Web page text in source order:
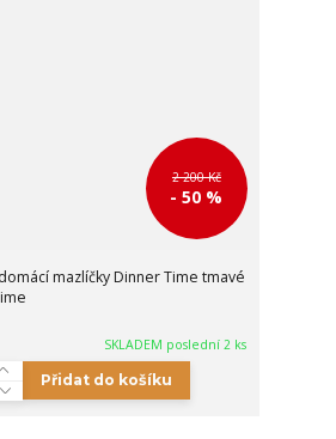
2 200 Kč
- 50 %
mazlíčky Dinner Time tmavé
SKLADEM poslední 2 ks
Přidat do košíku